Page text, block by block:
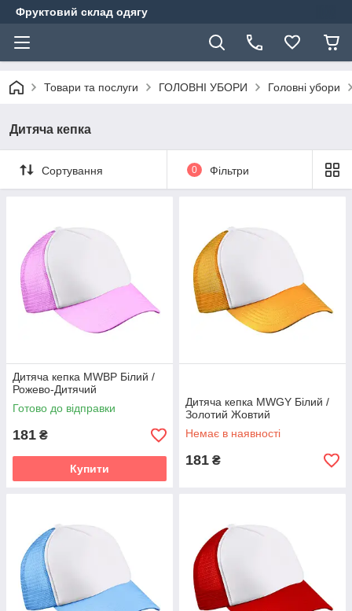
Фруктовий склад одягу
Товари та послуги ГОЛОВНІ УБОРИ Головні убори
Дитяча кепка
Сортування 0 Фільтри
Дитяча кепка MWBP Білий /
Рожево-Дитячий
Готово до відправки
181 ₴
Купити
Дитяча кепка MWGY Білий /
Золотий Жовтий
Немає в наявності
181 ₴